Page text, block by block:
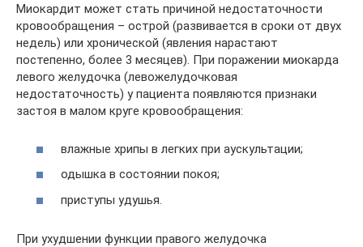
Миокардит может стать причиной недостаточности
кровообращения – острой (развивается в сроки от двух
недель) или хронической (явления нарастают
постепенно, более 3 месяцев). При поражении миокарда
левого желудочка (левожелудочковая
недостаточность) у пациента появляются признаки
застоя в малом круге кровообращения:
влажные хрипы в легких при аускультации;
одышка в состоянии покоя;
приступы удушья.
При ухудшении функции правого желудочка